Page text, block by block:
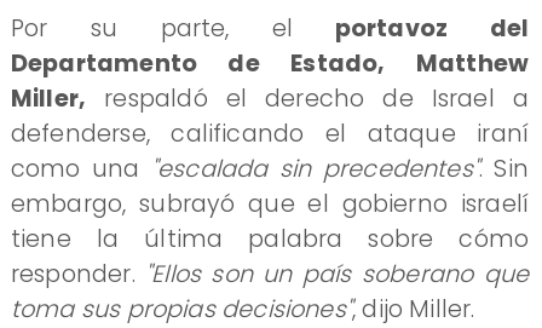
Por su parte, el portavoz del
Departamento de Estado, Matthew
Miller, respaldó el derecho de Israel a
defenderse, calificando el ataque iraní
como una "escalada sin precedentes". Sin
embargo, subrayó que el gobierno israelí
tiene la última palabra sobre cómo
responder. "Ellos son un país soberano que
toma sus propias decisiones", dijo Miller.